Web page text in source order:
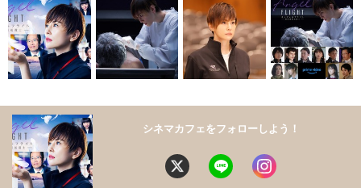
シネマカフェをフォローしよう！